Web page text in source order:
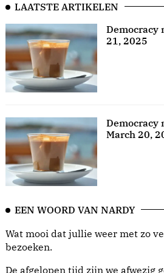
LAATSTE ARTIKELEN
Democracy
21, 2025
Democracy
March 20,
EEN WOORD VAN NARDY
Wat mooi dat jullie weer met zo
bezoeken.
De afgelopen tijd zijn we afwezig